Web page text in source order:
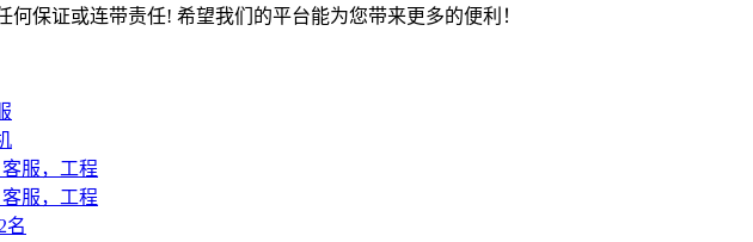
保证或连带责任! 希望我们的平台能为您带来更多的便利！
服，工程
服，工程
名